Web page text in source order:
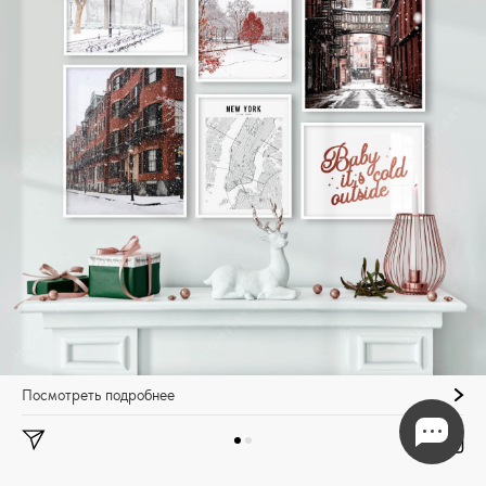
Посмотреть подробнее